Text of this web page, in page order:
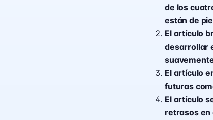
de los
están de
El artículo
desarrollar
El artículo
futuras
El artículo
retrasos en